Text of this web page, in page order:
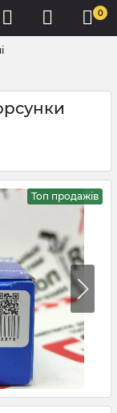
0
Топ продажів